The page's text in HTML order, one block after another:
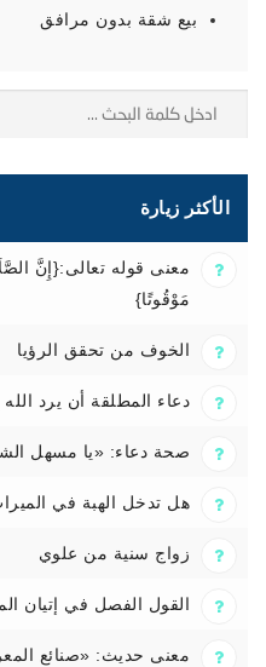
بيع شقة بدون مرافق
الأكثر زيارة
معنى قوله تعالى:{إِنَّ
مَوْقُوتًا}
الخوف من تحقق الرؤيا
دعاء المطلقة أن يرد الله
صحة دعاء: «يا مسهل
هل تدخل الهبة في
زواج سنية من علوي
القول الفصل في إتيان
معنى حديث: «صنائع